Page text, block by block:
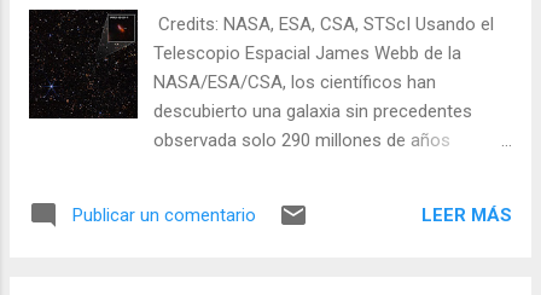
Credits: NASA, ESA, CSA, STScI Usando el
Telescopio Espacial James Webb de la
NASA/ESA/CSA, los científicos han
descubierto una galaxia sin precedentes
observada solo 290 millones de años
telescopio James Webb para explorar lo que
Publicar un comentario LEER MÁS